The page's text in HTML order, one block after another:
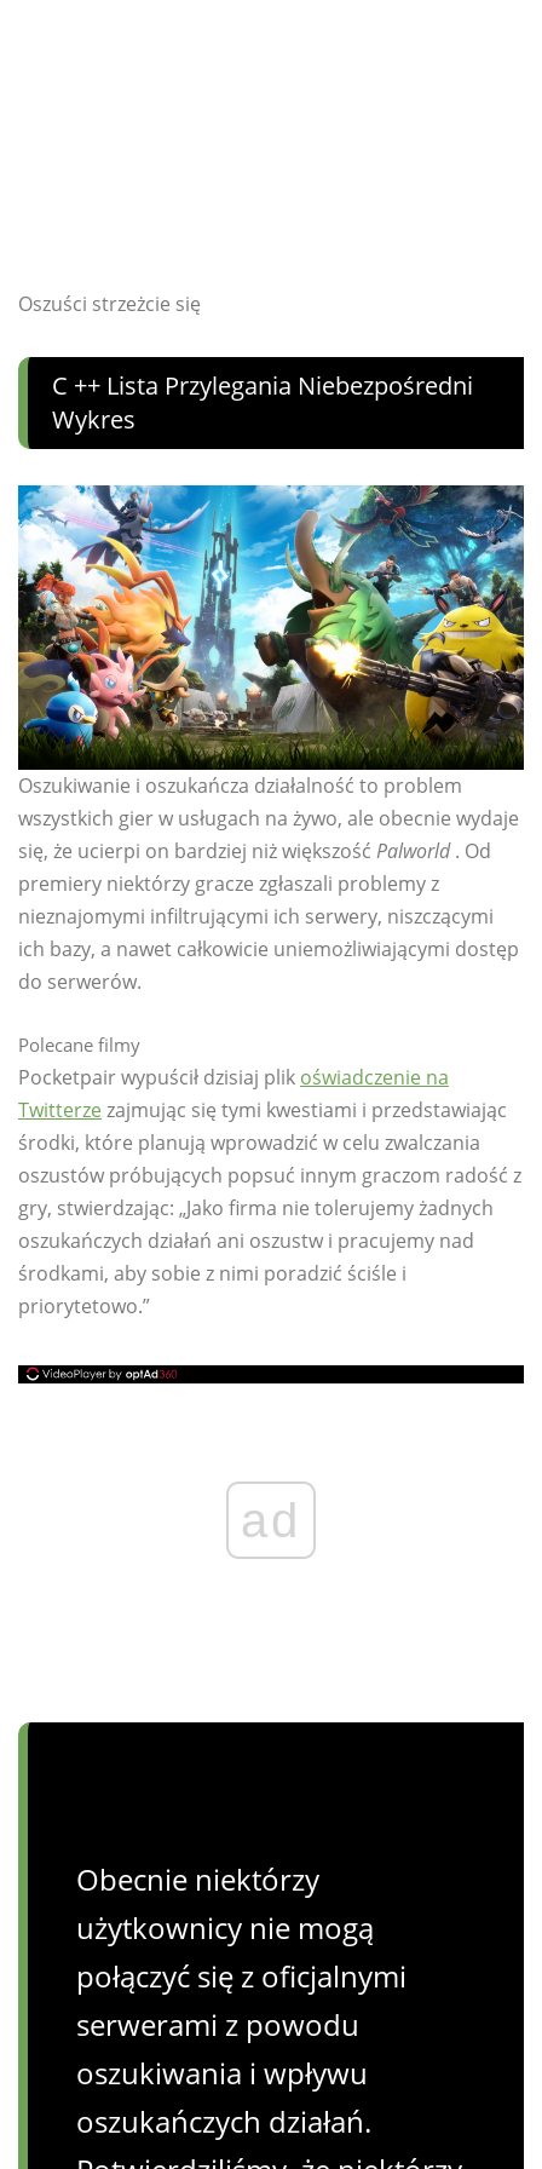
Oszuści strzeżcie się
C ++ Lista Przylegania Niebezpośredni
Wykres
Oszukiwanie i oszukańcza działalność to problem
wszystkich gier w usługach na żywo, ale obecnie wydaje
się, że ucierpi on bardziej niż większość Palworld. Od
premiery niektórzy gracze zgłaszali problemy z
nieznajomymi infiltrującymi ich serwery, niszczącymi
ich bazy, a nawet całkowicie uniemożliwiającymi dostęp
do serwerów.
Polecane filmy
Pocketpair wypuścił dzisiaj plik oświadczenie na
Twitterze zajmując się tymi kwestiami i przedstawiając
środki, które planują wprowadzić w celu zwalczania
oszustów próbujących popsuć innym graczom radość z
gry, stwierdzając: „Jako firma nie tolerujemy żadnych
oszukańczych działań ani oszustw i pracujemy nad
środkami, aby sobie z nimi poradzić ściśle i
priorytetowo.”
ad
Obecnie niektórzy
użytkownicy nie mogą
połączyć się z oficjalnymi
serwerami z powodu
oszukiwania i wpływu
oszukańczych działań.